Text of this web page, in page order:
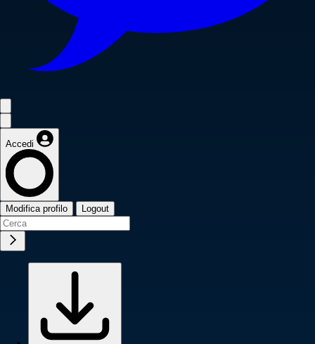
Accedi
Modifica profilo Logout